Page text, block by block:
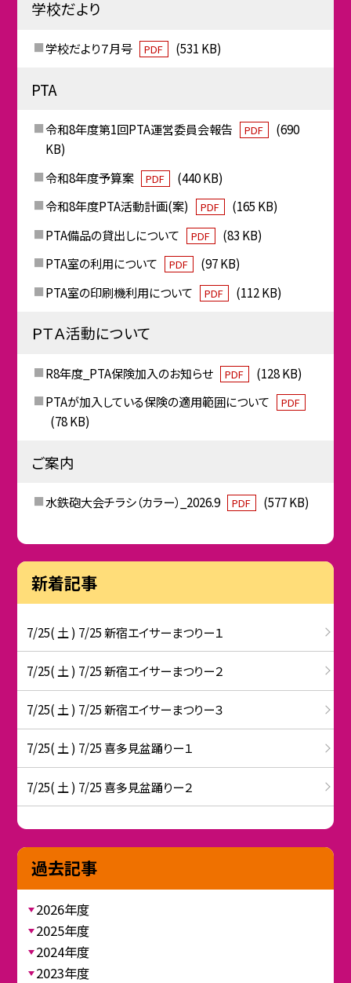
学校だより
学校だより７月号 PDF (531 KB)
PTA
令和8年度第1回PTA運営委員会報告 PDF
(690
KB)
令和8年度予算案
PDF
(440 KB)
令和8年度PTA活動計画(案)
PDF
(165 KB)
PTA備品の貸出しについて
PDF
(83 KB)
PTA室の利用について
PDF
(97 KB)
PTA室の印刷機利用について
PDF (112 KB)
ＰＴＡ活動について
R8年度_PTA保険加入のお知らせ PDF
(128 KB)
PTAが加入している保険の適用範囲について
PDF
(78 KB)
ご案内
水鉄砲大会チラシ（カラー）_2026.9 PDF (577 KB)
新着記事
7/25( 土 ) 7/25 新宿エイサーまつりー１
7/25( 土 ) 7/25 新宿エイサーまつりー２
7/25( 土 ) 7/25 新宿エイサーまつりー３
7/25( 土 ) 7/25 喜多見盆踊りー１
7/25( 土 ) 7/25 喜多見盆踊りー２
過去記事
2026年度
2025年度
2024年度
2023年度